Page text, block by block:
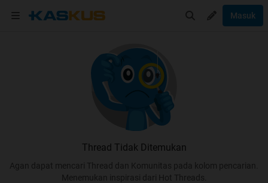
Masuk
Thread Tidak Ditemukan
Agan dapat mencari Thread dan Komunitas pada kolom pencarian.
Menemukan inspirasi dari Hot Threads.